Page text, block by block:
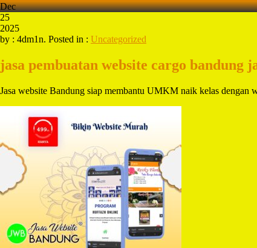
Dec
25
2025
by : 4dm1n. Posted in : Uncategorized
jasa pembuatan website cargo bandung
Jasa website Bandung siap membantu UMKM naik kelas